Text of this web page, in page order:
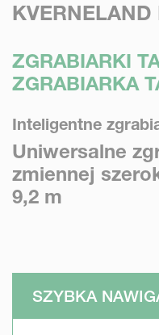
KVERNELAND
ZGRABIARKI
ZGRABIARKA
Inteligentne
Uniwersalne
zmiennej
9,2 m
SZYBKA